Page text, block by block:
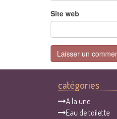
Site web
catégories
A la une
Eau de toilette